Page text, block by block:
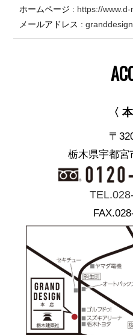
ホームページ : https://
メールアドレス :
〈
〒
栃木県宇都宮